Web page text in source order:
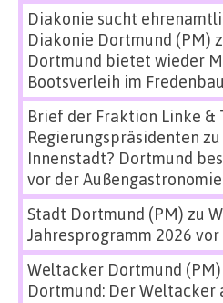
Diakonie sucht
Diakonie Dortmund (PM)
Dortmund bietet wieder
Bootsverleih im
Brief der Fraktion Linke &
Regierungspräsidenten zu
Innenstadt? Dortmund
vor der Außengastronomie
Stadt Dortmund (PM) zu
Jahresprogramm 2026 vor
Weltacker Dortmund (PM)
Dortmund: Der Weltacker